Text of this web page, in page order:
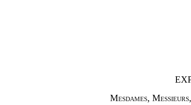
Mesdames, Messieurs,